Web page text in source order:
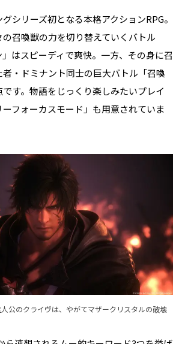
シリーズ初となる本格アクションRPG。
召喚獣の力を切り替えていくバトル
」はスピーディで爽快。一方、その身に召
・ドミナント同士の巨大バトル「召喚
す。物語をじっくり楽しみたいプレイ
フォーカスモード」も用意されていま
公のクライヴは、やがてマザークリスタルの破壊